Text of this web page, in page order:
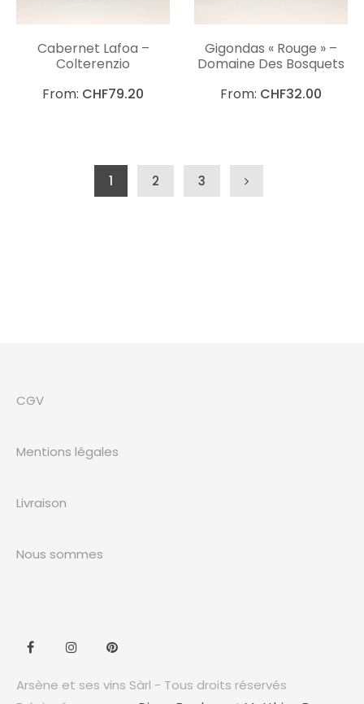
Cabernet Lafoa –
Colterenzio
From: CHF79.20
Gigondas « Rouge » –
Domaine Des Bosquets
From: CHF32.00
Navigation des articles
1 2 3
CGV
Mentions légales
Livraison
Nous sommes
Arsène et ses vins Sàrl - Tous droits réservés